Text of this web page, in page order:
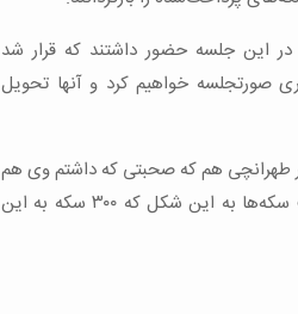
در دانشگاه‌ها افزود: ۳۰ مسئول نهاد در این جلسه حضور داشتند که قرار شد
صورتجلسه خواهیم کرد و آنها تحویل
طهرانچی هم که صحبتی که داشتم وی هم
گلایه‌مند بود ظاهراً نامه‌ای را به همکاران زده بود که شکل پرداخت سکه‌ها به این شکل که ۳۰۰ سکه به این